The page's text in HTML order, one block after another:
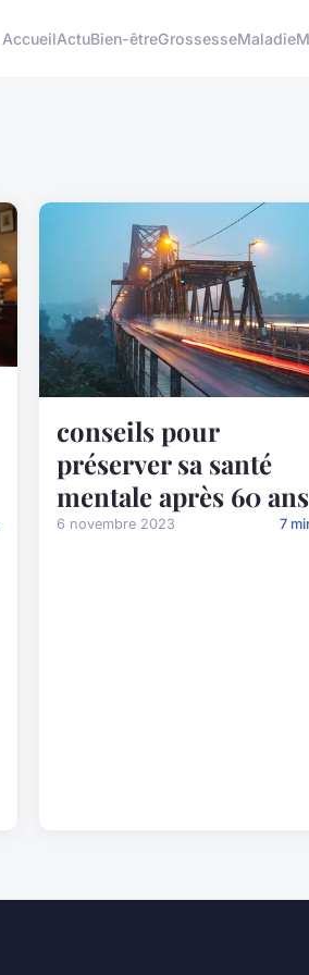
AccueilActuBien-êtreGrossesseMaladie
conseils pour
préserver sa santé
mentale après 60 ans
6 novembre 2023 7